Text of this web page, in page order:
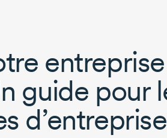
entreprise
guide pour
d’entreprise